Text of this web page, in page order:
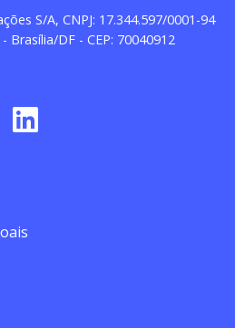
S/A, CNPJ: 17.344.597/0001-94
Brasília/DF - CEP: 70040912